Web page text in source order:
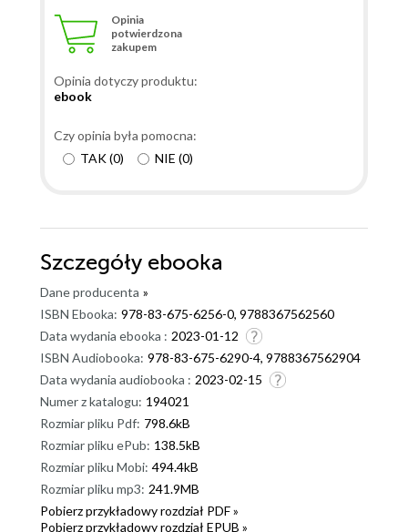
Opinia
potwierdzona
zakupem
Opinia dotyczy produktu:
ebook
Czy opinia była pomocna:
TAK(0) NIE (0)
Szczegóły ebooka
Dane producenta »
ISBN Ebooka: 978-83-675-6256-0, 9788367562560
Data wydania ebooka : 2023-01-12
ISBN Audiobooka: 978-83-675-6290-4, 9788367562904
Data wydania audiobooka : 2023-02-15
Numer z katalogu: 194021
Rozmiar pliku Pdf: 798.6kB
Rozmiar pliku ePub: 138.5kB
Rozmiar pliku Mobi: 494.4kB
Rozmiar pliku mp3: 241.9MB
Pobierz przykładowy rozdział PDF »
Pobierz przykładowy rozdział EPUB »